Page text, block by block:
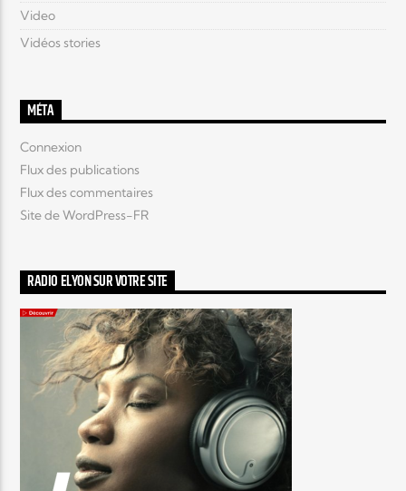
Video
Vidéos stories
MÉTA
Connexion
Flux des publications
Flux des commentaires
Site de WordPress-FR
RADIO ELYON SUR VOTRE SITE